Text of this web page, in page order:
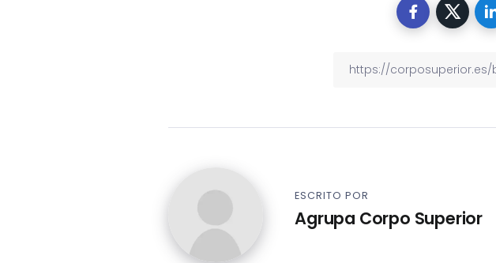
ESCRITO POR
Agrupa Corpo Superior